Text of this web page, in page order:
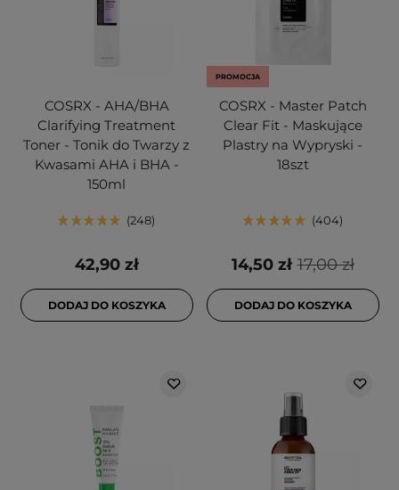
COSRX - AHA/BHA
Clarifying Treatment
Toner - Tonik do Twarzy z
Kwasami AHA i BHA -
150ml
248
42,90 zł
DODAJ DO KOSZYKA
PROMOCJA
COSRX - Master Patch
Clear Fit - Maskujące
Plastry na Wypryski -
18szt
404
17,00 zł
14,50 zł
DODAJ DO KOSZYKA